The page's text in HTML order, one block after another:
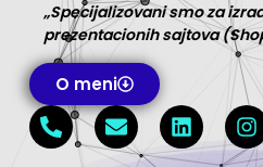
„Specijalizovani smo za
prezentacionih sajtova
O meni